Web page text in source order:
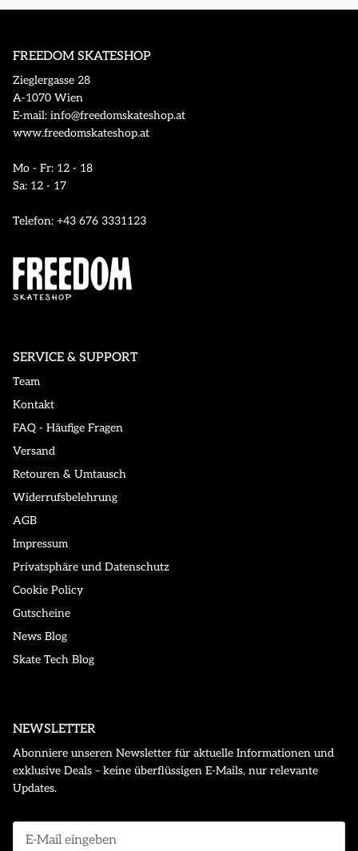
FREEDOM SKATESHOP
Zieglergasse 28
A-1070 Wien
E-mail: info@freedomskateshop.at
www.freedomskateshop.at
Mo - Fr: 12 - 18
Sa: 12 - 17
Telefon: +43 676 3331123
SERVICE & SUPPORT
Team
Kontakt
FAQ - Häufige Fragen
Versand
Retouren & Umtausch
Widerrufsbelehrung
AGB
Impressum
Privatsphäre und Datenschutz
Cookie Policy
Gutscheine
News Blog
Skate Tech Blog
NEWSLETTER
Abonniere unseren Newsletter für aktuelle Informationen und
exklusive Deals – keine überflüssigen E-Mails, nur relevante
Updates.